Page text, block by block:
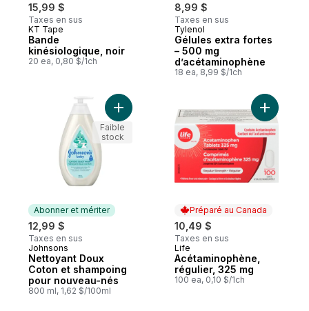
15,99 $
Taxes en sus
KT Tape
Bande
kinésiologique, noir
20 ea, 0,80 $/1ch
8,99 $
Taxes en sus
Tylenol
Gélules extra fortes
– 500 mg
d’acétaminophène
18 ea, 8,99 $/1ch
Abonner et mériter
12,99 $
Taxes en sus
Abonner et mériter
Johnsons
Nettoyant Doux
Coton et shampoing
pour nouveau-nés
800 ml, 1,62 $/100ml
Ajouter Nettoyant Doux Coton et
Faible
stock
Préparé au Canada
10,49 $
Taxes en sus
Préparé au Canada
Life
Acétaminophène,
régulier, 325 mg
100 ea, 0,10 $/1ch
Ajouter